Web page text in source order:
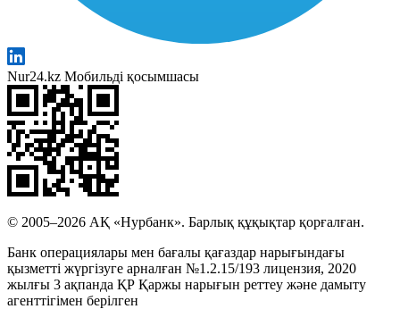
Nur24.kz Мобильді қосымшасы
© 2005–2026 АҚ «Нурбанк». Барлық құқықтар қорғалған.
Банк операциялары мен бағалы қағаздар нарығындағы
қызметті жүргізуге арналған №1.2.15/193 лицензия, 2020
жылғы 3 ақпанда ҚР Қаржы нарығын реттеу және дамыту
агенттігімен берілген